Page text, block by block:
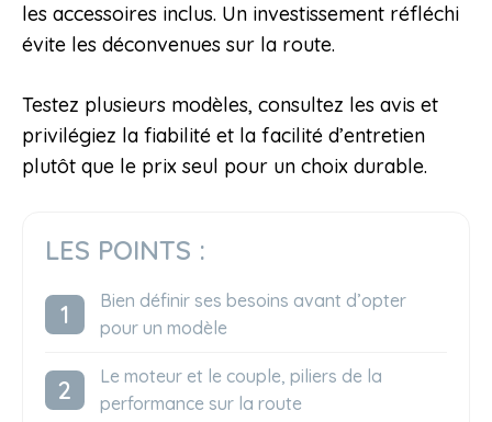
les accessoires inclus. Un investissement réfléchi
évite les déconvenues sur la route.
Testez plusieurs modèles, consultez les avis et
privilégiez la fiabilité et la facilité d’entretien
plutôt que le prix seul pour un choix durable.
LES POINTS :
Bien définir ses besoins avant d’opter
pour un modèle
Le moteur et le couple, piliers de la
performance sur la route